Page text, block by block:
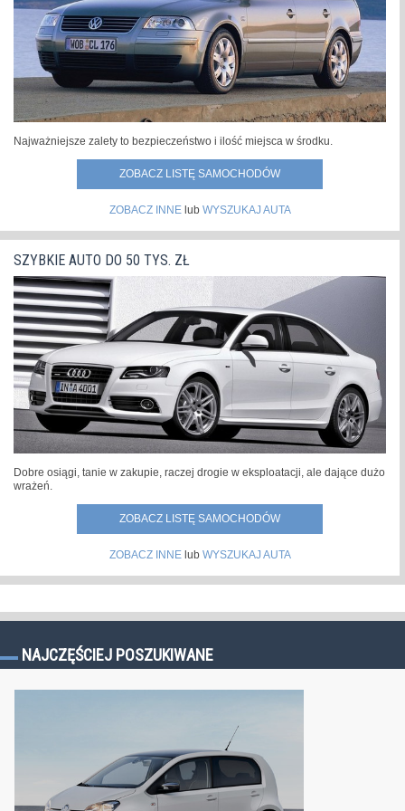
Najważniejsze zalety to bezpieczeństwo i ilość miejsca w środku.
ZOBACZ LISTĘ SAMOCHODÓW
ZOBACZ INNElub WYSZUKAJ AUTA
SZYBKIE AUTO DO 50 TYS. ZŁ
Dobre osiągi, tanie w zakupie, raczej drogie w eksploatacji, ale dające dużo
wrażeń.
ZOBACZ LISTĘ SAMOCHODÓW
ZOBACZ INNElub WYSZUKAJ AUTA
NAJCZĘŚCIEJ POSZUKIWANE